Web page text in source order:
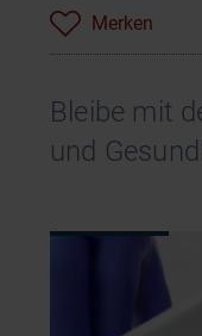
Merken
Bleibe mit
und